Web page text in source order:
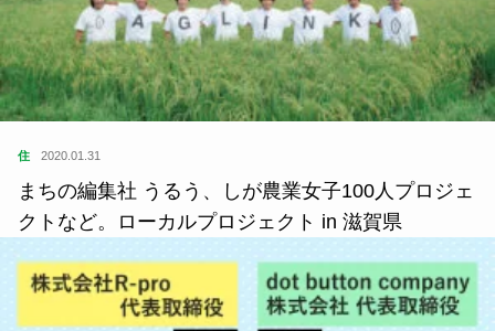
住 2020.01.31
まちの編集社 うるう、しが農業女子100人プロジェ
クトなど。ローカルプロジェクト in 滋賀県